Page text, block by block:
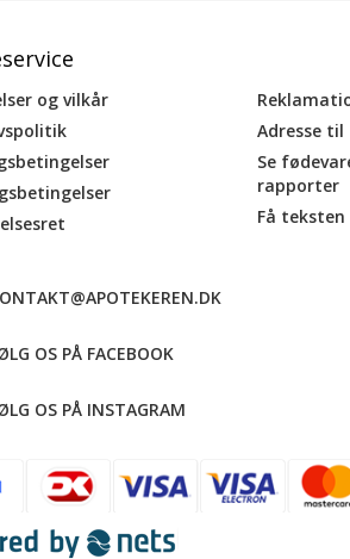
og vilkår
Adresse
Se
rapporter
Få
OS PÅ FACEBOOK
OS PÅ INSTAGRAM